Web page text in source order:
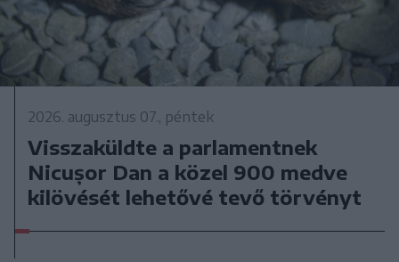
2026. augusztus 07., péntek
Visszaküldte a parlamentnek
Nicușor Dan a közel 900 medve
kilövését lehetővé tevő törvényt